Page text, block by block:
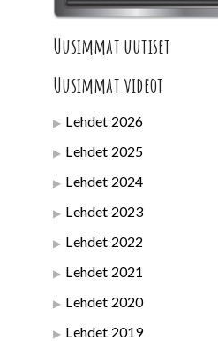
Uusimmat uutiset
Uusimmat videot
Lehdet 2026
Lehdet 2025
Lehdet 2024
Lehdet 2023
Lehdet 2022
Lehdet 2021
Lehdet 2020
Lehdet 2019